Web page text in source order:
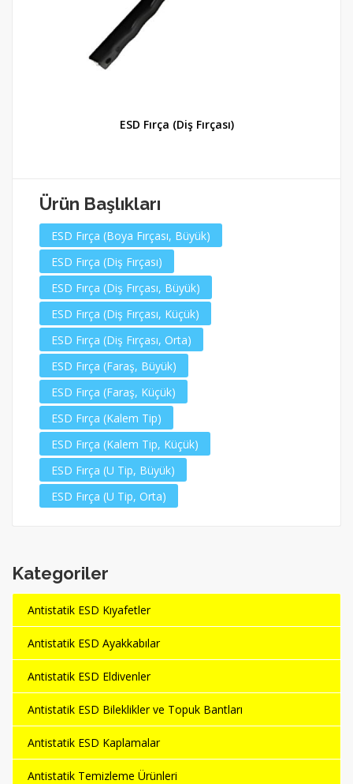
ESD Fırça (Diş Fırçası)
Ürün Başlıkları
ESD Fırça (Boya Fırçası, Büyük)
ESD Fırça (Diş Fırçası)
ESD Fırça (Diş Fırçası, Büyük)
ESD Fırça (Diş Fırçası, Küçük)
ESD Fırça (Diş Fırçası, Orta)
ESD Fırça (Faraş, Büyük)
ESD Fırça (Faraş, Küçük)
ESD Fırça (Kalem Tip)
ESD Fırça (Kalem Tip, Küçük)
ESD Fırça (U Tip, Büyük)
ESD Fırça (U Tip, Orta)
Kategoriler
Antistatik ESD Kıyafetler
Antistatik ESD Ayakkabılar
Antistatik ESD Eldivenler
Antistatik ESD Bileklikler ve Topuk Bantları
Antistatik ESD Kaplamalar
Antistatik Temizleme Ürünleri